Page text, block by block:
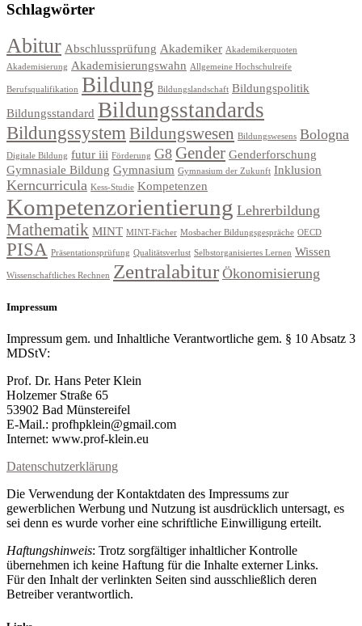
Schlagwörter
Abitur Abschlussprüfung Akademiker Akademikerquoten
Akademisierung Akademisierungswahn Allgemeine Hochschulreife
Berufsqualifikation Bildung Bildungslandschaft Bildungspolitik
Bildungsstandard Bildungsstandards
BildungssystemBildungswesen Bildungswesens Bologna
Digitale Bildung futur iii Förderung G8 Gender Genderforschung
Gymnasiale Bildung Gymnasium Gymnasium der Zukunft Inklusion
Kerncurricula Kess-Studie Kompetenzen
Kompetenzorientierung Lehrerbildung
Mathematik MINT MINT-Fächer Mosbacher Bildungsgespräche OECD
PISA Präsentationsprüfung Qualitätsverlust Selbstorganisiertes Lernen Wissen
Wissenschaftliches Rechnen Zentralabitur Ökonomisierung
Impressum
Impressum gem. und Inhaltliche Verantwortliche gem. § 10 Absatz 3
MDStV:
Prof. Dr. Hans Peter Klein
Holzemer Straße 65
53902 Bad Münstereifel
E-Mail.: profhpklein@gmail.com
Internet: www.prof-klein.eu
Datenschutzerklärung
Die Verwendung der Kontaktdaten des Impressums zur
gewerblichen Werbung und Nutzung ist ausdrücklich untersagt, es
sei denn es wurde vorher eine schriftliche Einwilligung erteilt.
Haftungshinweis: Trotz sorgfältiger inhaltlicher Kontrolle
übernehmen ich keine Haftung für die Inhalte externer Links.
Für den Inhalt der verlinkten Seiten sind ausschließlich deren
Betreiber verantwortlich.